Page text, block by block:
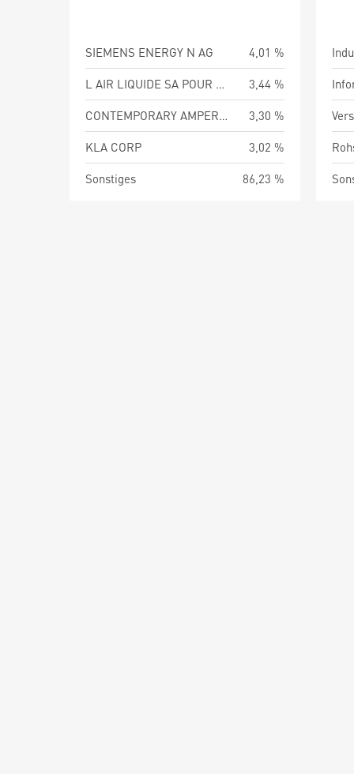
SIEMENS ENERGY N AG
4,01 %
L AIR LIQUIDE SA POUR L ETUDE ET L EXPLO DES
3,44 %
CONTEMPORARY AMPEREX TECHNOLOGY CO LTD
3,30 %
KLA CORP
3,02 %
Sonstiges
86,23 %